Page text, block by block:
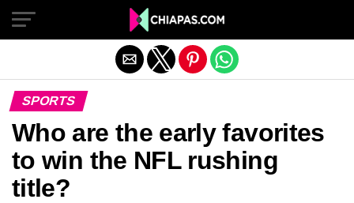
SPORTS
Who are the early favorites
to win the NFL rushing
title?
Salir de la versión móvil